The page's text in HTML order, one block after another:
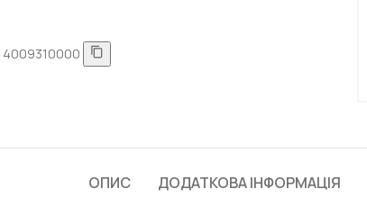
4009310000
ОПИС ДОДАТКОВА ІНФОРМАЦІЯ